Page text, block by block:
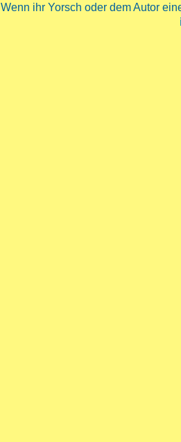
Wenn ihr Yorsch oder dem Autor